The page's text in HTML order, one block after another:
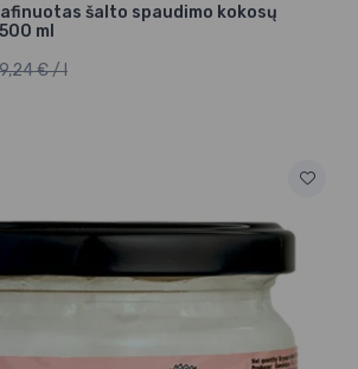
šalto spaudimo kokosų
ml
9,24 € / l